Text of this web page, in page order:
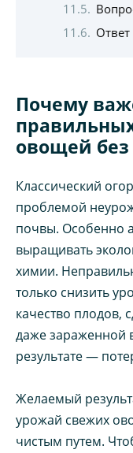
Ответ
Почему
овощей
Классический
проблемой
почвы. Особенно
выращивать
химии.
только снизить
качество плодов,
даже зараженной
результате —
Желаемый
урожай свежих
чистым путем.